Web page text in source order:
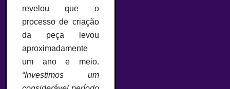
revelou que o
processo de criação
da peça levou
aproximadamente
um ano e meio.
“Investimos um